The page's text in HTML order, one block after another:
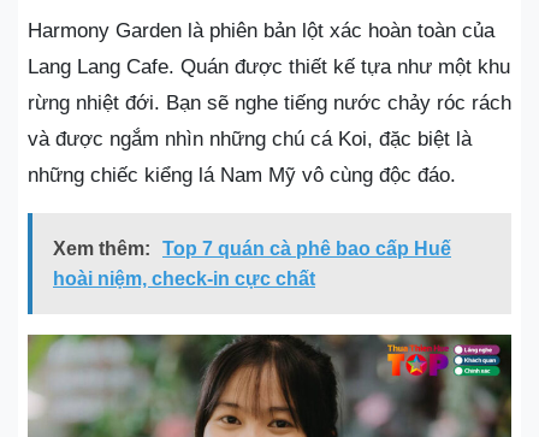
Harmony Garden là phiên bản lột xác hoàn toàn của
Lang Lang Cafe. Quán được thiết kế tựa như một khu
rừng nhiệt đới. Bạn sẽ nghe tiếng nước chảy róc rách
và được ngắm nhìn những chú cá Koi, đặc biệt là
những chiếc kiểng lá Nam Mỹ vô cùng độc đáo.
Xem thêm:
Top 7 quán cà phê bao cấp Huế
hoài niệm, check-in cực chất